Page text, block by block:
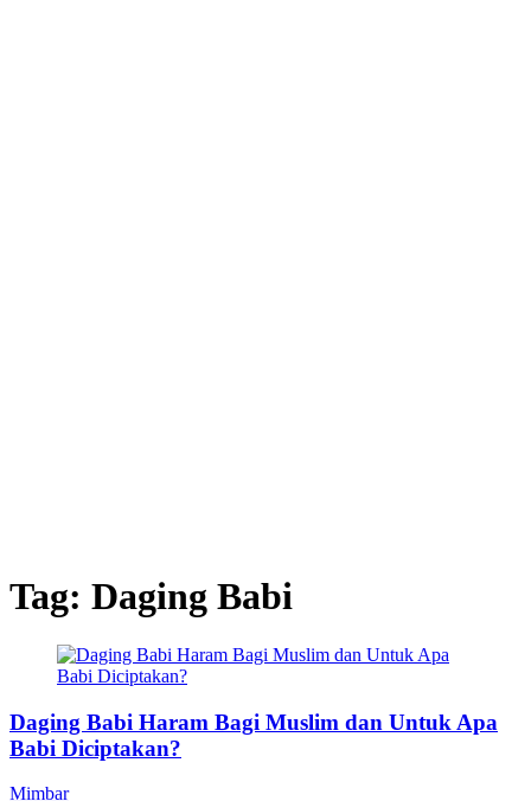
Tag: Daging Babi
Daging Babi Haram Bagi Muslim dan Untuk Apa
Babi Diciptakan?
Mimbar